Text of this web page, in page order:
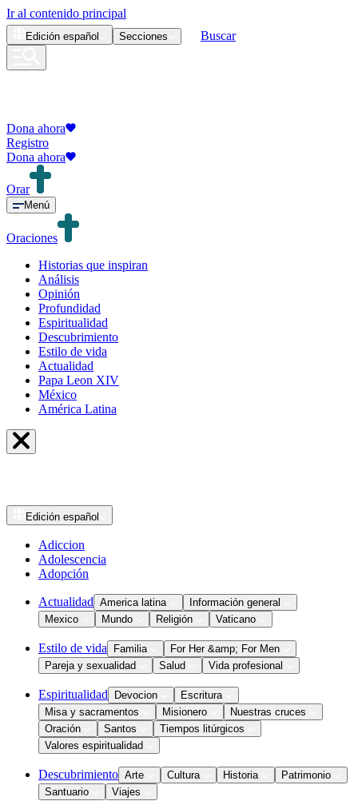
Ir al contenido principal
Edición español Secciones Buscar
Dona ahora
Registro
Dona ahora
Orar
Menú
Oraciones
Historias que inspiran
Análisis
Opinión
Profundidad
Espiritualidad
Descubrimiento
Estilo de vida
Actualidad
Papa Leon XIV
México
América Latina
Edición español
Adiccion
Adolescencia
Adopción
Actualidad America latina
Información general
Mexico
Mundo Religión Vaticano
Estilo de vida Familia
For Her &amp; For Men
Pareja y sexualidad
Salud Vida profesional
Espiritualidad Devocion
Escritura
Misa y sacramentos
Misionero
Nuestras cruces
Oración
Santos
Tiempos litúrgicos
Valores espiritualidad
Descubrimiento Arte Cultura Historia
Patrimonio
Santuario
Viajes